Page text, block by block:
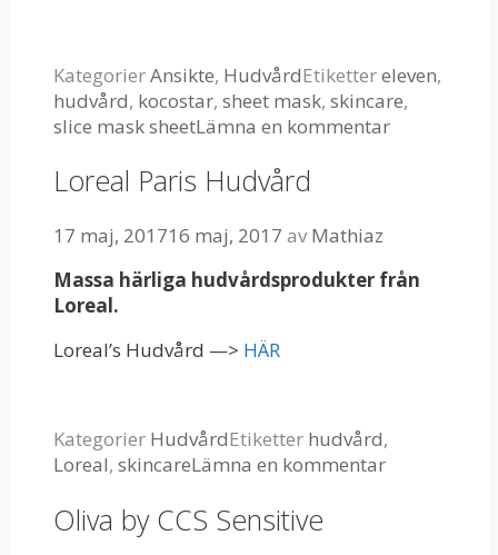
KategorierAnsikte, HudvårdEtikettereleven,
hudvård, kocostar, sheet mask, skincare,
slice mask sheetLämna en kommentar
Loreal Paris Hudvård
17 maj, 201716 maj, 2017 avMathiaz
Massa härliga hudvårdsprodukter från
Loreal.
Loreal’s Hudvård —> HÄR
Kategorier HudvårdEtiketter hudvård,
Loreal, skincareLämna en kommentar
Oliva by CCS Sensitive